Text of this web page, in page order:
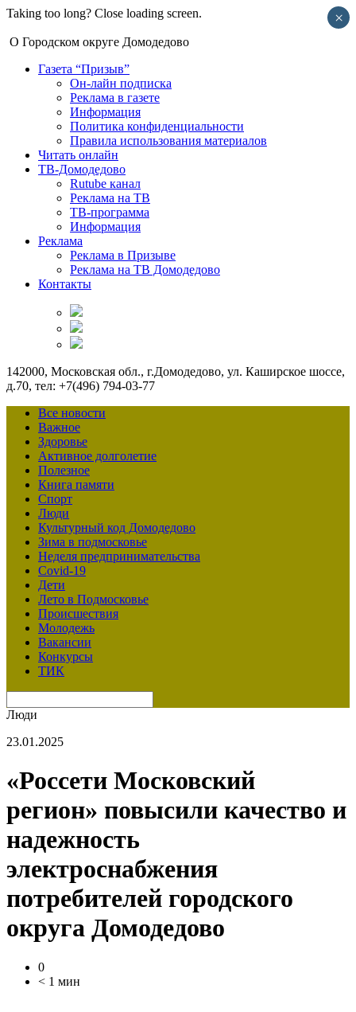
Taking too long? Close loading screen.
О Городском округе Домодедово
Газета “Призыв”
Он-лайн подписка
Реклама в газете
Информация
Политика конфиденциальности
Правила использования материалов
Читать онлайн
ТВ-Домодедово
Rutube канал
Реклама на ТВ
ТВ-программа
Информация
Реклама
Реклама в Призыве
Реклама на ТВ Домодедово
Контакты
142000, Московская обл., г.Домодедово, ул. Каширское шоссе,
д.70, тел: +7(496) 794-03-77
Все новости
Важное
Здоровье
Активное долголетие
Полезное
Книга памяти
Спорт
Люди
Культурный код Домодедово
Зима в подмосковье
Неделя предпринимательства
Covid-19
Дети
Лето в Подмосковье
Происшествия
Молодежь
Вакансии
Конкурсы
ТИК
Люди
23.01.2025
«Россети Московский
регион» повысили качество и
надежность
электроснабжения
потребителей городского
округа Домодедово
0
< 1 мин
×